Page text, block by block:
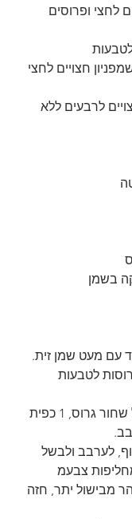
לחצי ופרוסים
חצויים לחצי
לרבעים ללא
עם מעט שמן זית.
פרוסות לטבעות
להוסיף חצי כף פלפל שחור גרוס, 1 כפית
לערבב ולבשל
צבעמ
מבישול יתר, חזה